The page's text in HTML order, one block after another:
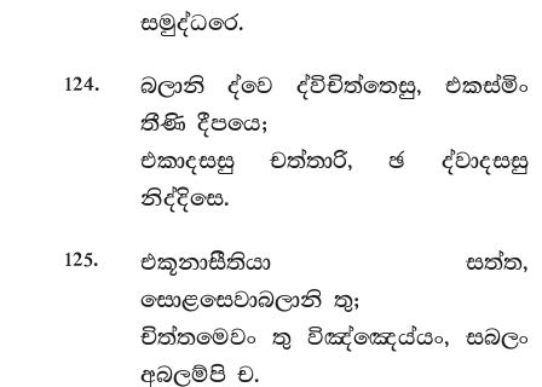
සමුද්ධරෙ.
124.
බලානි ද්වෙ ද්විචිත්තෙසු, එකස්මිං
තීණි දීපයෙ;
එකාදසසු චත්තාරි, ඡ ද්වාදසසු
නිද්දිසෙ.
125.
එකූනාසීතියා සත්ත,
සොළසෙවාබලානි තු;
චිත්තමෙවං තු විඤ්ඤෙය්යං, සබලං
අබලම්පි ච.